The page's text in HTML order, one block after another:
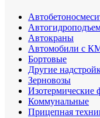
Автокраны
Автомобили с
Бортовые
Другие
Зерновозы
Изотермические
Коммунальные
Прицепная